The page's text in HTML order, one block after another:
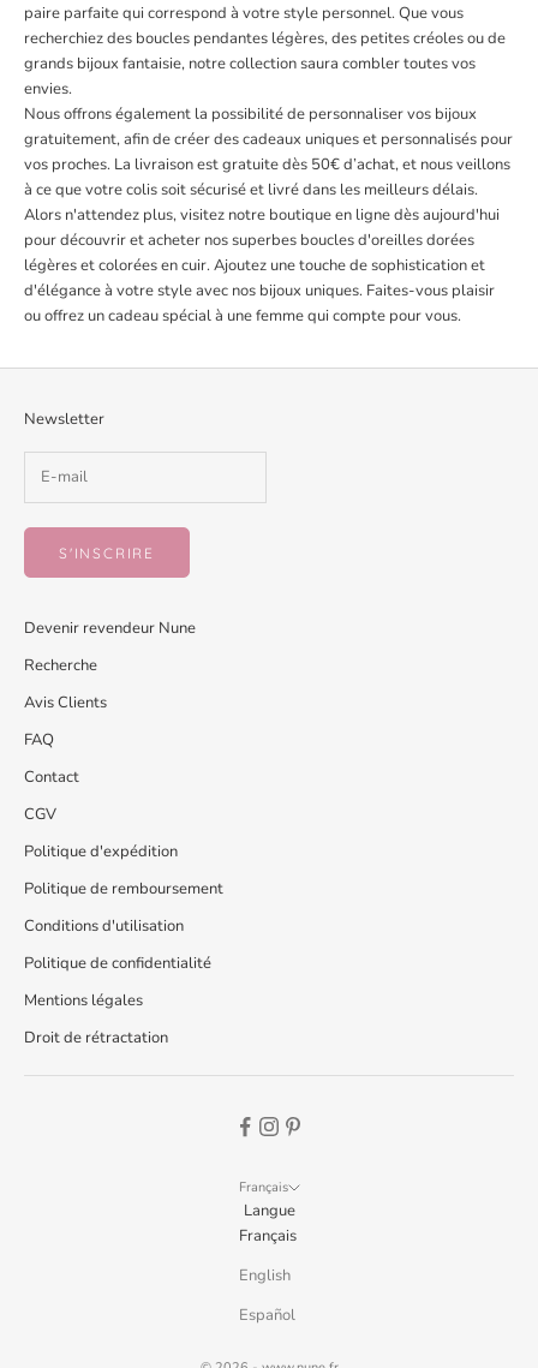
paire parfaite qui correspond à votre style personnel. Que vous
recherchiez des boucles pendantes légères, des petites créoles ou de
grands bijoux fantaisie, notre collection saura combler toutes vos
envies.
Nous offrons également la possibilité de personnaliser vos bijoux
gratuitement, afin de créer des cadeaux uniques et personnalisés pour
vos proches. La livraison est gratuite dès 50€ d’achat, et nous veillons
à ce que votre colis soit sécurisé et livré dans les meilleurs délais.
Alors n'attendez plus, visitez notre boutique en ligne dès aujourd'hui
pour découvrir et acheter nos superbes boucles d'oreilles dorées
légères et colorées en cuir. Ajoutez une touche de sophistication et
d'élégance à votre style avec nos bijoux uniques. Faites-vous plaisir
ou offrez un cadeau spécial à une femme qui compte pour vous.
Newsletter
S'INSCRIRE
Devenir revendeur Nune
Recherche
Avis Clients
FAQ
Contact
CGV
Politique d'expédition
Politique de remboursement
Conditions d'utilisation
Politique de confidentialité
Mentions légales
Droit de rétractation
Français
Langue
Français
English
Español